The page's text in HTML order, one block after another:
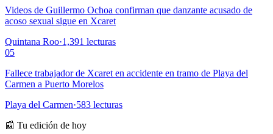
Videos de Guillermo Ochoa confirman que danzante acusado de
acoso sexual sigue en Xcaret
Quintana Roo·1,391 lecturas
05
Fallece trabajador de Xcaret en accidente en tramo de Playa del
Carmen a Puerto Morelos
Playa del Carmen·583 lecturas
📰 Tu edición de hoy